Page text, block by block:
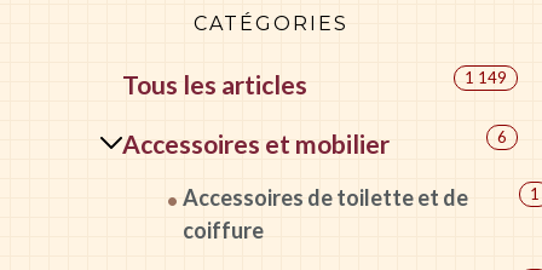
CATÉGORIES
Tous les articles 1 149
Accessoires et mobilier 6
Accessoires de toilette et de
coiffure
1